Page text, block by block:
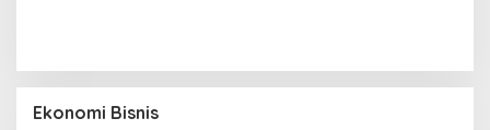
Ekonomi Bisnis